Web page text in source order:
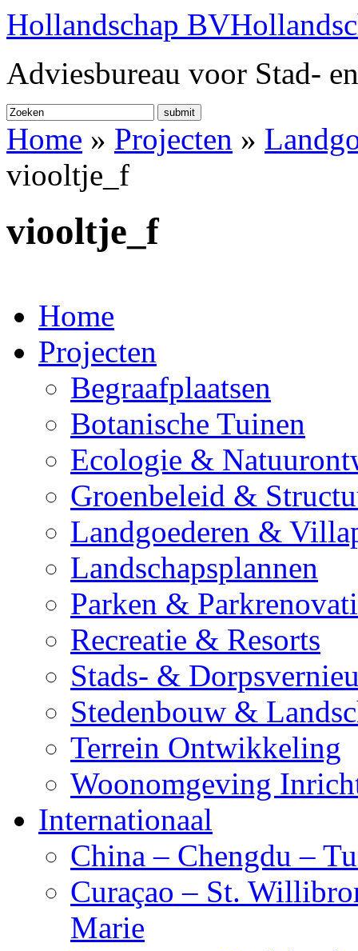
Hollandschap BV
Adviesbureau voor Stad-
submit
Home » Projecten »
viooltje_f
viooltje_f
Home
Projecten
Begraafplaatsen
Botanische Tuinen
Ecologie &
Groenbeleid &
Landgoederen &
Landschapsplannen
Parken &
Recreatie & Resorts
Stads- &
Stedenbouw &
Terrein Ontwikkeling
Woonomgeving
Internationaal
China – Chengdu –
Curaçao – St.
Marie